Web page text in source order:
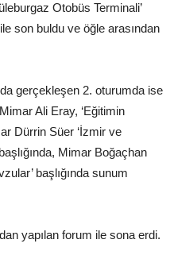
Otobüs Terminali’
son buldu ve öğle arasından
gerçekleşen 2. oturumda ise
Ali Eray, ‘Eğitimin
Dürrin Süer ‘İzmir ve
Mimar Boğaçhan
başlığında sunum
yapılan forum ile sona erdi.